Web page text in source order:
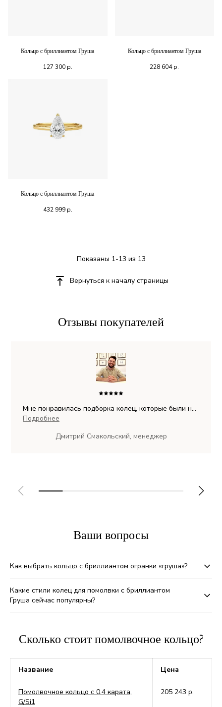
Кольцо с бриллиантом Груша
127 300р.
Кольцо с бриллиантом Груша
228 604р.
Кольцо с бриллиантом Груша
432 999р.
Показаны 1-13 из 13
Вернуться к началу страницы
Отзывы покупателей
Мне понравилась подборка колец, которые были на
сайте. Прекрасный результат получил! Я очень
Подробнее
Дмитрий Смакольский, менеджер
Ваши вопросы
Как выбрать кольцо с бриллиантом огранки «груша»?
Какие стили колец для помолвки с бриллиантом
Груша сейчас популярны?
Сколько стоит помолвочное кольцо?
Название Цена
Помолвочное кольцо c 0.4 карата,
G/Si1
205 243 р.